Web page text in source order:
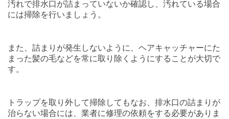
汚れで排水口が詰まっていないか確認し、汚れている場合
には掃除を行いましょう。
また、詰まりが発生しないように、ヘアキャッチャーにた
まった髪の毛などを常に取り除くようにすることが大切で
す。
トラップを取り外して掃除してもなお、排水口の詰まりが
治らない場合には、業者に修理の依頼をする必要がありま